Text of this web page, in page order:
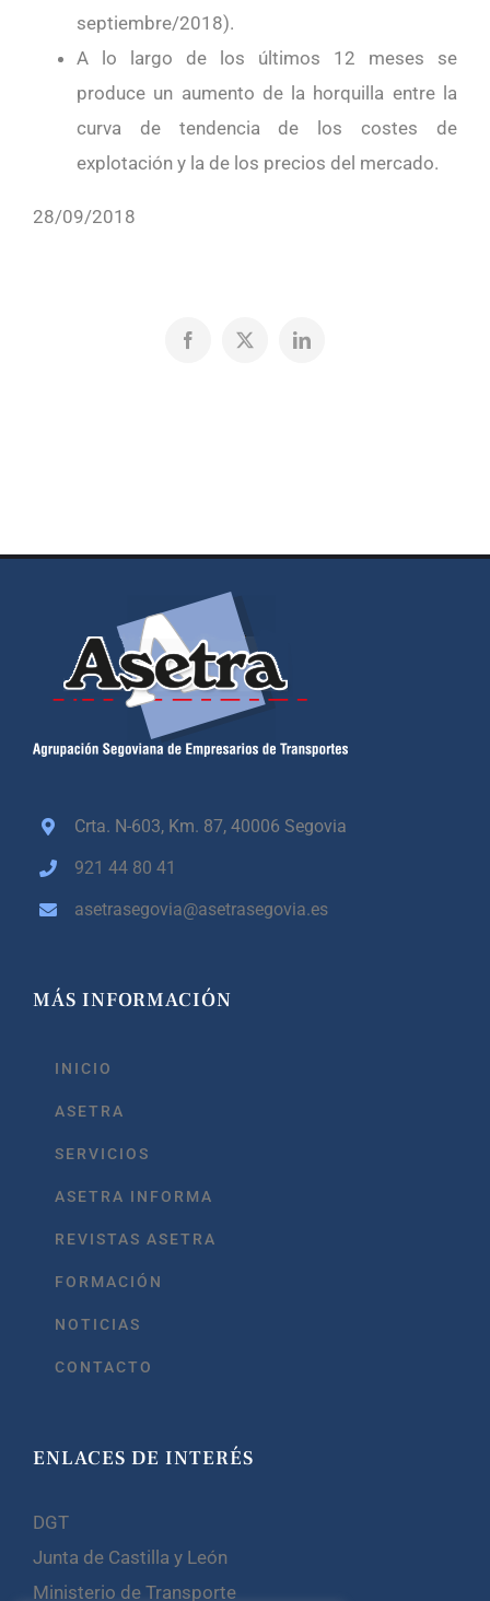
septiembre/2018).
A lo largo de los últimos 12 meses se
produce un aumento de la horquilla entre la
curva de tendencia de los costes de
explotación y la de los precios del mercado.
28/09/2018
Facebook
X LinkedIn
Crta. N-603, Km. 87,40006 Segovia
921 44 80 41
asetrasegovia@asetrasegovia.es
MÁS INFORMACIÓN
INICIO
ASETRA
SERVICIOS
ASETRA INFORMA
REVISTAS ASETRA
FORMACIÓN
NOTICIAS
CONTACTO
ENLACES DE INTERÉS
DGT
Junta de Castilla y León
Ministerio de Transporte